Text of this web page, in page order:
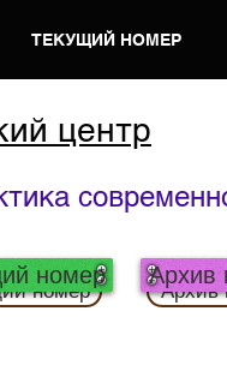
ТЕКУЩИЙ НОМЕР
центр
номер Архив
номер Архив